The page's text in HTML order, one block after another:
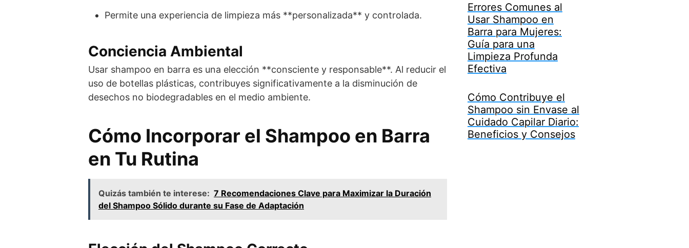
Permite una experiencia de limpieza más **personalizada** y controlada.
Conciencia Ambiental
Usar shampoo en barra es una elección **consciente y responsable**. Al reducir el
uso de botellas plásticas, contribuyes significativamente a la disminución de
desechos no biodegradables en el medio ambiente.
Cómo Incorporar el Shampoo en Barra
en Tu Rutina
Quizás también te interese: 7 Recomendaciones Clave para Maximizar la Duración
del Shampoo Sólido durante su Fase de Adaptación
Errores Comunes al
Usar Shampoo en
Barra para Mujeres:
Guía para una
Limpieza Profunda
Efectiva
Cómo Contribuye el
Shampoo sin Envase al
Cuidado Capilar Diario:
Beneficios y Consejos